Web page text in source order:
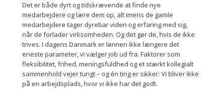
Det er både dyrt og tidskrævende at finde nye
medarbejdere og lære dem op, alt imens de gamle
medarbejdere tager dyrebar viden og erfaring med sig,
når de forlader virksomheden. Og det gør de, hvis de ikke
trives. I dagens Danmark er lønnen ikke længere det
eneste parameter, vi vælger job ud fra. Faktorer som
fleksibilitet, frihed, meningsfuldhed og et stærkt kollegialt
sammenhold vejer tungt – og én ting er sikker: Vi bliver ikke
på en arbejdsplads, hvor vi ikke har det godt.